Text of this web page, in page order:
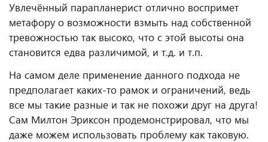
Увлечённый парапланерист отлично воспримет
метафору о возможности взмыть над собственной
тревожностью так высоко, что с этой высоты она
становится едва различимой, и т.д. и т.п.
На самом деле применение данного подхода не
предполагает каких-то рамок и ограничений, ведь
все мы такие разные и так не похожи друг на друга!
Сам Милтон Эриксон продемонстрировал, что мы
даже можем использовать проблему как таковую.